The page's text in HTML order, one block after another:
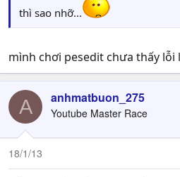
thì sao nhỡ...
mình chơi pesedit chưa thấy lỗi
A anhmatbuon_275
Youtube Master Race
18/1/13